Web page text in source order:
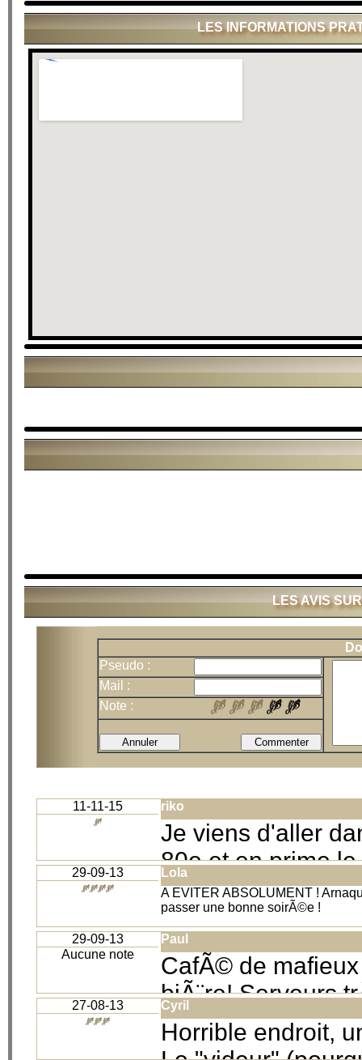
LES INFORMATIONS
LES AVIS
Pseudo :
Mail :
Note :
11-11-15 riko
Je viens d'aller
80e et en prime
au toilette pour
demandant de ce
afin d'agir mais
29-09-13
Lola
A EVITER ABSOLUMENT !
passer une bonne soirÃ©e !
29-09-13
Aucune note
Paul
CafÃ© de mafieux
biÃ¨re! Serveurs
des filles et se
Endroit vraiment
27-08-13 Cyril
Horrible endroit,